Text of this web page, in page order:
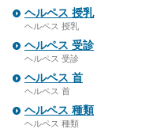
ヘルペス 授乳
ヘルペス 授乳
ヘルペス 受診
ヘルペス 受診
ヘルペス 首
ヘルペス 首
ヘルペス 種類
ヘルペス 種類